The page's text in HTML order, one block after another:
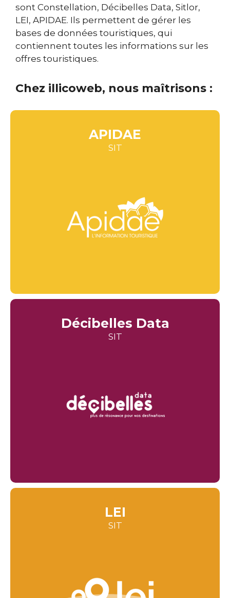
sont Constellation, Décibelles Data, Sitlor,
LEI, APIDAE. Ils permettent de gérer les
bases de données touristiques, qui
contiennent toutes les informations sur les
offres touristiques.
Chez illicoweb, nous maîtrisons :
APIDAE
SIT
Décibelles Data
SIT
LEI
SIT